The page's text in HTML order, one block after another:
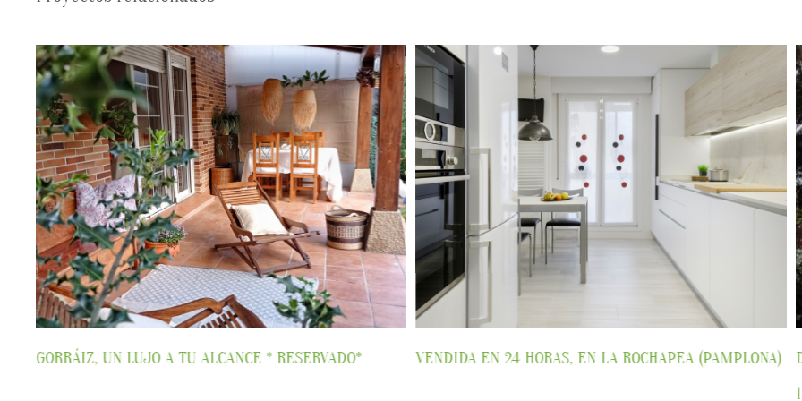
VENDIDA EN 24 HORAS, EN LA ROCHAPEA (PAMPLONA)
Dúplex en venta en el Palacio Eguzkialde de Getxo.